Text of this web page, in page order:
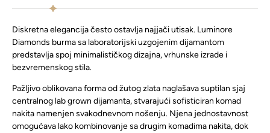
Diskretna elegancija često ostavlja najjači utisak. Luminore
Diamonds burma sa laboratorijski uzgojenim dijamantom
predstavlja spoj minimalističkog dizajna, vrhunske izrade i
bezvremenskog stila.
Pažljivo oblikovana forma od žutog zlata naglašava suptilan sjaj
centralnog lab grown dijamanta, stvarajući sofisticiran komad
nakita namenjen svakodnevnom nošenju. Njena jednostavnost
omogućava lako kombinovanje sa drugim komadima nakita, dok